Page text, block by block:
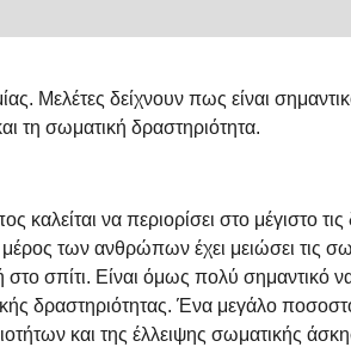
Μελέτες δείχνουν πως είναι
τη σωματική δραστηριότητα.
καλείται να περιορίσει στο μέγιστο
των ανθρώπων έχει μειώσει τις
σπίτι. Είναι όμως πολύ σημαντικό
δραστηριότητας. Ένα μεγάλο
και της έλλειψης σωματικής